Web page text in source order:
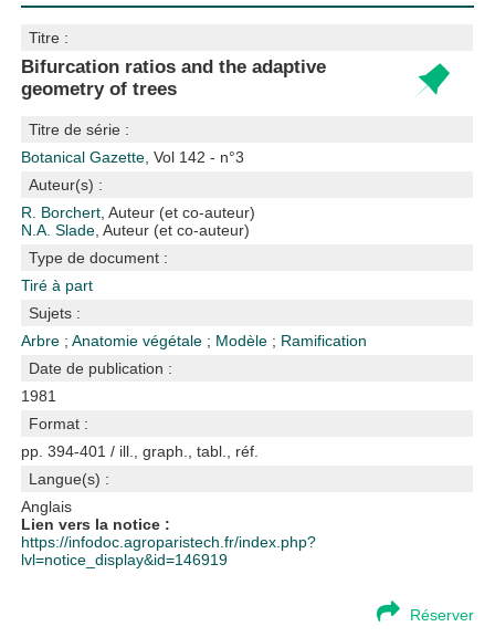
Titre :
Bifurcation ratios and the adaptive
geometry of trees
Titre de série :
Botanical Gazette , Vol 142 - n°3
Auteur(s) :
R. Borchert , Auteur (et co-auteur)
N.A. Slade , Auteur (et co-auteur)
Type de document :
Tiré à part
Sujets :
Arbre ;Anatomie végétale ; Modèle ; Ramification
Date de publication :
1981
Format :
pp. 394-401 / ill., graph., tabl., réf.
Langue(s) :
Anglais
Lien vers la notice :
https://infodoc.agroparistech.fr/index.php?
lvl=notice_display&id=146919
Réserver